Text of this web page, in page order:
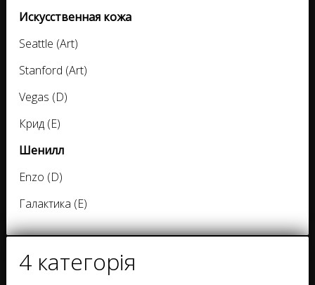
Искусственная кожа
Seattle (Art)
Stanford (Art)
Vegas (D)
Крид (E)
Шенилл
Enzo (D)
Галактика (E)
4 категорія